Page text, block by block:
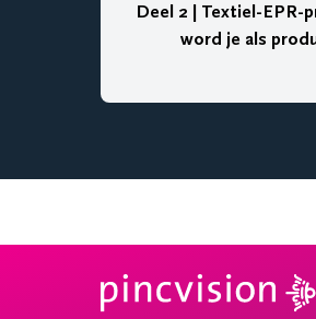
Deel 2 | Textiel-EPR-
word je als